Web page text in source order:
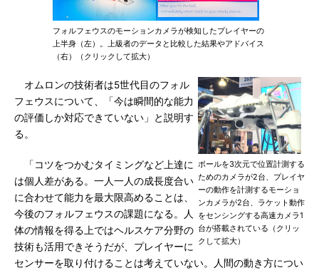
フォルフェウスのモーションカメラが検知したプレイヤーの
上半身（左）。上級者のデータと比較した結果やアドバイス
（右）（クリックして拡大）
ボールを3次元で位置計測する
ためのカメラが2台、プレイヤ
ーの動作を計測するモーショ
ンカメラが2台、ラケット動作
をセンシングする高速カメラ1
台が搭載されている（クリッ
クして拡大）
オムロンの技術者は5世代目のフォル
フェウスについて、「今は瞬間的な能力
の評価しか対応できていない」と説明す
る。
「コツをつかむタイミングなど上達に
は個人差がある。一人一人の成長度合い
に合わせて能力を最大限高めることは、
今後のフォルフェウスの課題になる。人
体の情報を得る上ではヘルスケア分野の
技術も活用できそうだが、プレイヤーに
センサーを取り付けることは考えていない。人間の動き方につい